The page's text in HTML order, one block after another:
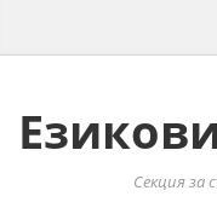
Секция за